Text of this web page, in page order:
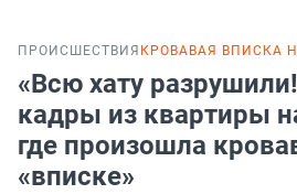
ПРОИСШЕСТВИЯ КРОВАВАЯ ВПИСКА
«Всю хату
кадры из квартиры
где произошла
«вписке»